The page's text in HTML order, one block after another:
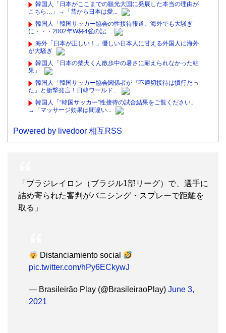
韓国人「日本がここまでの観光大国に発展した本当の理由が
こちら…」→「昔から日本は愛...
韓国人「韓国サッカー協会の性接待報道、海外でも大騒ぎ
に・・・2002年W杯4強の記...
海外「日本が正しい！」優しい日本人に甘える外国人に海外
が大騒ぎ
韓国人「日本の柴犬くん散歩中の暑さに耐えられなかった結
果」
韓国人「韓国サッカー協会関係者が『不適切接待は慣行だっ
た』と衝撃発言！日韓ワールド...
韓国人「“韓国サッカー”性接待の試合結果をご覧ください」
→「マッサージ効果は間違い...
Powered by livedoor 相互RSS
「ブラジレイロン（ブラジル1部リーグ）で、選手に
詰め寄られた審判がバニシング・スプレーで距離を
取る」
Distanciamiento social
pic.twitter.com/hPy6ECkywJ
— Brasileirão Play (@BrasileiraoPlay) June 3,
2021